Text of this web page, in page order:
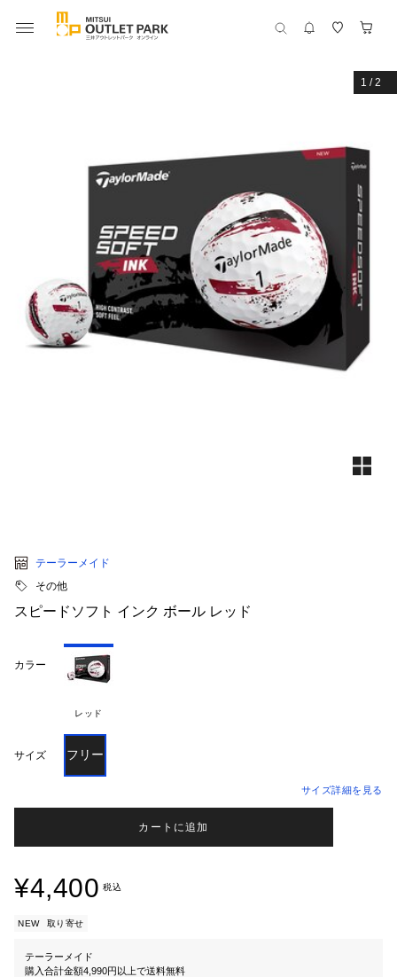
1 /2
テーラーメイド
その他
スピードソフト インク ボール レッド
カラー
レッド
サイズ フリー
サイズ詳細を見る
カートに追加
¥4,400 税込
NEW 取り寄せ
テーラーメイド
購入合計金額4,990円以上で送料無料